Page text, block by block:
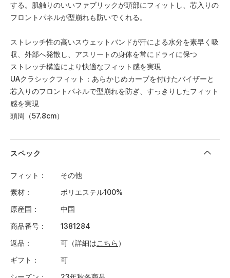
する。肌触りのいいファブリックが頭部にフィットし、芯入りの
フロントパネルが型崩れも防いでくれる。
ストレッチ性の高いスウェットバンドが汗による水分を素早く吸
収、外部へ発散し、アスリートの身体を常にドライに保つ
ストレッチ構造により快適なフィット感を実現
UAクラシックフィット：あらかじめカーブを付けたバイザーと
芯入りのフロントパネルで型崩れを防ぎ、すっきりしたフィット
感を実現
頭周（57.8cm）
スペック
フィット
その他
素材
ポリエステル100%
原産国
中国
商品番号
1381284
返品
可（詳細はこちら ）
ギフト
可